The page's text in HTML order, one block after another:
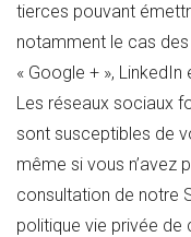
tierces pouvant
notamment le cas des
« Google + », LinkedIn
Les réseaux sociaux
sont susceptibles de
même si vous n’avez
consultation de notre
politique vie privée de